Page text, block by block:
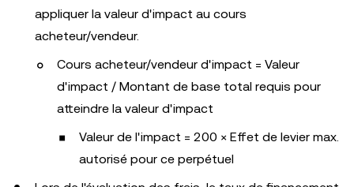
appliquer la valeur d'impact au cours
acheteur/vendeur.
Cours acheteur/vendeur d'impact = Valeur
d'impact / Montant de base total requis pour
atteindre la valeur d'impact
Valeur de l'impact = 200 × Effet de levier max.
autorisé pour ce perpétuel